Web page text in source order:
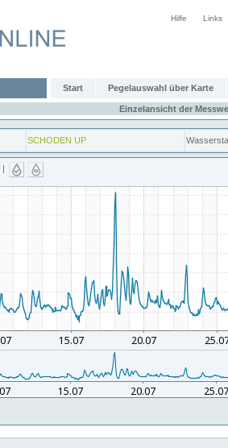
Hilfe Links
Start Pegelauswahl über Karte
Einzelansicht der
SCHODEN UP
|